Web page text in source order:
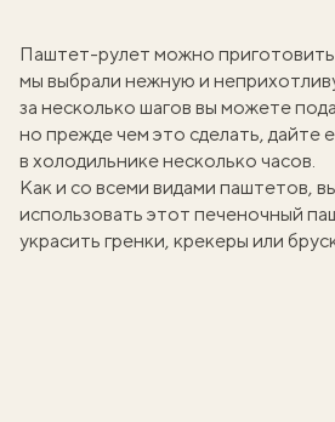
Паштет-рулет можно
мы выбрали нежную и
за несколько шагов вы можете
но прежде чем это сделать, дайте
в холодильнике несколько часов.
Как и со всеми видами паштетов,
использовать этот печеночный
украсить гренки, крекеры или